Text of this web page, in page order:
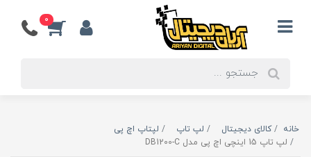
0
خانه کالای دیجیتال لپ تاپ
لپتاپ اچ پی
لپ تاپ 15 اینچی اچ پی مدل DB1200-C